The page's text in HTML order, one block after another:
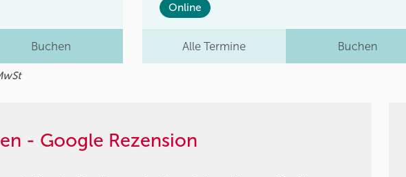
Buchen
Online
Alle Termine Buchen
- Google Rezension